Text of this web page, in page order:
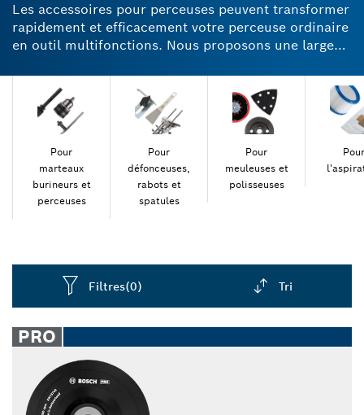
Les accessoires pour perceuses peuvent transformer
rapidement et efficacement votre perceuse ordinaire
en outil multifonctions. Nous proposons une large
maximiser la durée de vie de votre outil. Les
mandrins, les forets et les poignées améliorent les
performances de vos perceuses et de vos visseuses.
Les guides, les plateaux et les cadres de ponçage ne
sont que quelques-uns des nombreux accessoires
disponibles pour les ponceuses. Obtenez le meilleur
résultat possible avec les accessoires Bosch pour
perceuses, visseuses, scies et ponceuses.
Pour
marteaux
burineurs et
perceuses
Pour
défonceuses,
rabots et
spatules
Pour
meuleuses et
polisseuses
Pour
Filtres(0) Tri
closed
PRO